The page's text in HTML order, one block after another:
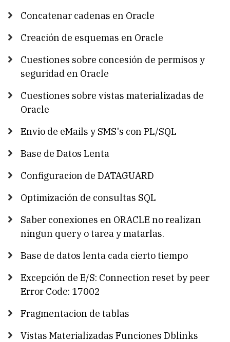
Concatenar cadenas en Oracle
Creación de esquemas en Oracle
Cuestiones sobre concesión de permisos y
seguridad en Oracle
Cuestiones sobre vistas materializadas de
Oracle
Envio de eMails y SMS's con PL/SQL
Base de Datos Lenta
Configuracion de DATAGUARD
Optimización de consultas SQL
Saber conexiones en ORACLE no realizan
ningun query o tarea y matarlas.
Base de datos lenta cada cierto tiempo
Excepción de E/S: Connection reset by peer
Error Code: 17002
Fragmentacion de tablas
Vistas Materializadas Funciones Dblinks